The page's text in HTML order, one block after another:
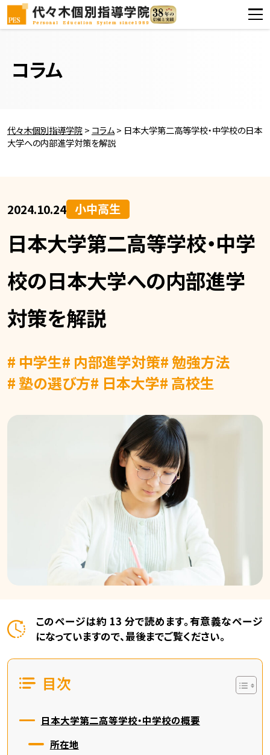
コラム
代々木個別指導学院> コラム> 日本大学第二高等学校・中学校の日本
大学への内部進学対策を解説
2024.10.24 小中高生
日本大学第二高等学校・中学
校の日本大学への内部進学
対策を解説
# 中学生# 内部進学対策# 勉強方法
# 塾の選び方# 日本大学# 高校生
このページは約 13 分で読めます。有意義なページ
になっていますので、最後までご覧ください。
目次
日本大学第二高等学校・中学校の概要
所在地